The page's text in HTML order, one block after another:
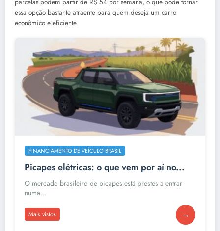
parcelas podem partir de R$ 54 por semana, o que pode tornar
essa opção bastante atraente para quem deseja um carro
econômico e eficiente.
FINANCIAMENTO DE VEÍCULO BRASIL
Picapes elétricas: o que vem por aí no...
O mercado brasileiro de picapes está prestes a entrar
numa...
Mais vistos →